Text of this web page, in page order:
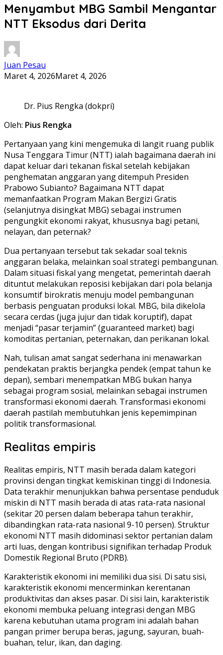
Menyambut MBG Sambil Mengantar
NTT Eksodus dari Derita
Juan Pesau
Maret 4, 2026Maret 4, 2026
Dr. Pius Rengka (dokpri)
Oleh: Pius Rengka
Pertanyaan yang kini mengemuka di langit ruang publik
Nusa Tenggara Timur (NTT) ialah bagaimana daerah ini
dapat keluar dari tekanan fiskal setelah kebijakan
penghematan anggaran yang ditempuh Presiden
Prabowo Subianto? Bagaimana NTT dapat
memanfaatkan Program Makan Bergizi Gratis
(selanjutnya disingkat MBG) sebagai instrumen
pengungkit ekonomi rakyat, khususnya bagi petani,
nelayan, dan peternak?
Dua pertanyaan tersebut tak sekadar soal teknis
anggaran belaka, melainkan soal strategi pembangunan.
Dalam situasi fiskal yang mengetat, pemerintah daerah
dituntut melakukan reposisi kebijakan dari pola belanja
konsumtif birokratis menuju model pembangunan
berbasis penguatan produksi lokal. MBG, bila dikelola
secara cerdas (juga jujur dan tidak koruptif), dapat
menjadi “pasar terjamin” (guaranteed market) bagi
komoditas pertanian, peternakan, dan perikanan lokal.
Nah, tulisan amat sangat sederhana ini menawarkan
pendekatan praktis berjangka pendek (empat tahun ke
depan), sembari menempatkan MBG bukan hanya
sebagai program sosial, melainkan sebagai instrumen
transformasi ekonomi daerah. Transformasi ekonomi
daerah pastilah membutuhkan jenis kepemimpinan
politik transformasional.
Realitas empiris
Realitas empiris, NTT masih berada dalam kategori
provinsi dengan tingkat kemiskinan tinggi di Indonesia.
Data terakhir menunjukkan bahwa persentase penduduk
miskin di NTT masih berada di atas rata-rata nasional
(sekitar 20 persen dalam beberapa tahun terakhir,
dibandingkan rata-rata nasional 9-10 persen). Struktur
ekonomi NTT masih didominasi sektor pertanian dalam
arti luas, dengan kontribusi signifikan terhadap Produk
Domestik Regional Bruto (PDRB).
Karakteristik ekonomi ini memiliki dua sisi. Di satu sisi,
karakteristik ekonomi mencerminkan kerentanan
produktivitas dan akses pasar. Di sisi lain, karakteristik
ekonomi membuka peluang integrasi dengan MBG
karena kebutuhan utama program ini adalah bahan
pangan primer berupa beras, jagung, sayuran, buah-
buahan, telur, ikan, dan daging.